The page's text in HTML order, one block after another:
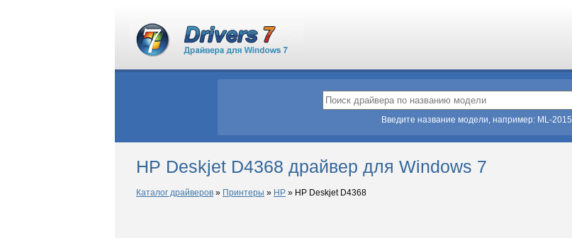
Введите название модели, например: ML-2015
HP Deskjet D4368 драйвер для Windows 7
Каталог драйверов » Принтеры » HP » HP Deskjet D4368